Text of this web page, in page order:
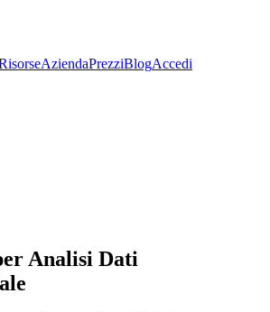
AziendaPrezziBlogAccedi
Analisi Dati